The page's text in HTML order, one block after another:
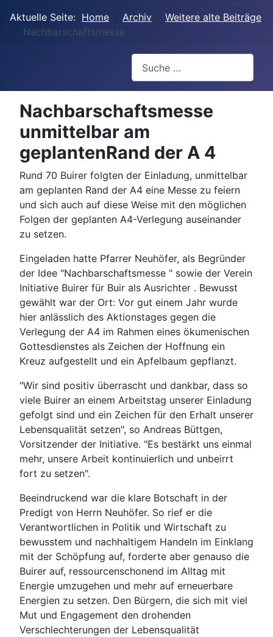
Aktuelle Seite: Home Archiv
Weitere alte Beiträge
Nachbarschaftsmesse
Nachbarschaftsmesse
unmittelbar am
geplantenRand der A 4
Rund 70 Buirer folgten der Einladung, unmittelbar
am geplanten Rand der A4 eine Messe zu feiern
und sich auch auf diese Weise mit den möglichen
Folgen der geplanten A4-Verlegung auseinander
zu setzen.
Eingeladen hatte Pfarrer Neuhöfer, als Begründer
der Idee "Nachbarschaftsmesse " sowie der Verein
Initiative Buirer für Buir als Ausrichter . Bewusst
gewählt war der Ort: Vor gut einem Jahr wurde
hier anlässlich des Aktionstages gegen die
Verlegung der A4 im Rahmen eines ökumenischen
Gottesdienstes als Zeichen der Hoffnung ein
Kreuz aufgestellt und ein Apfelbaum gepflanzt.
"Wir sind positiv überrascht und dankbar, dass so
viele Buirer an einem Arbeitstag unserer Einladung
gefolgt sind und ein Zeichen für den Erhalt unserer
Lebensqualität setzen", so Andreas Büttgen,
Vorsitzender der Initiative. "Es bestärkt uns einmal
mehr, unsere Arbeit kontinuierlich und unbeirrt
fort zu setzen".
Beeindruckend war die klare Botschaft in der
Predigt von Herrn Neuhöfer. So rief er die
Verantwortlichen in Politik und Wirtschaft zu
bewusstem und nachhaltigem Handeln im Einklang
mit der Schöpfung auf, forderte aber genauso die
Buirer auf, ressourcenschonend im Alltag mit
Energie umzugehen und mehr auf erneuerbare
Energien zu setzen. Den Bürgern, die sich mit viel
Mut und Engagement den drohenden
Verschlechterungen der Lebensqualität